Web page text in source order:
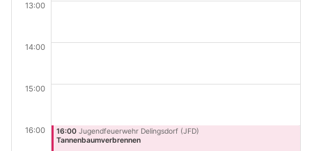
13:00
14:00
15:00
16:00 16:00 Jugendfeuerwehr Delingsdorf (JFD)
Tannenbaumverbrennen